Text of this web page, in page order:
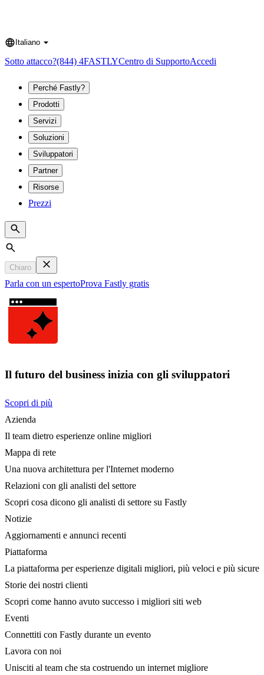
Language
Italiano
Sotto attacco?(844) 4FASTLYCentro di SupportoAccedi
Perché Fastly?
Prodotti
Servizi
Soluzioni
Sviluppatori
Partner
Risorse
Prezzi
Search
Chiaro
Parla con un espertoProva Fastly gratis
Il futuro del business inizia con gli sviluppatori
Scopri di più
Azienda
Il team dietro esperienze online migliori
Mappa di rete
Una nuova architettura per l'Internet moderno
Relazioni con gli analisti del settore
Scopri cosa dicono gli analisti di settore su Fastly
Notizie
Aggiornamenti e annunci recenti
Piattaforma
La piattaforma per esperienze digitali migliori, più veloci e più sicure
Storie dei nostri clienti
Scopri come hanno avuto successo i migliori siti web
Eventi
Connettiti con Fastly durante un evento
Lavora con noi
Unisciti al team che sta costruendo un internet migliore